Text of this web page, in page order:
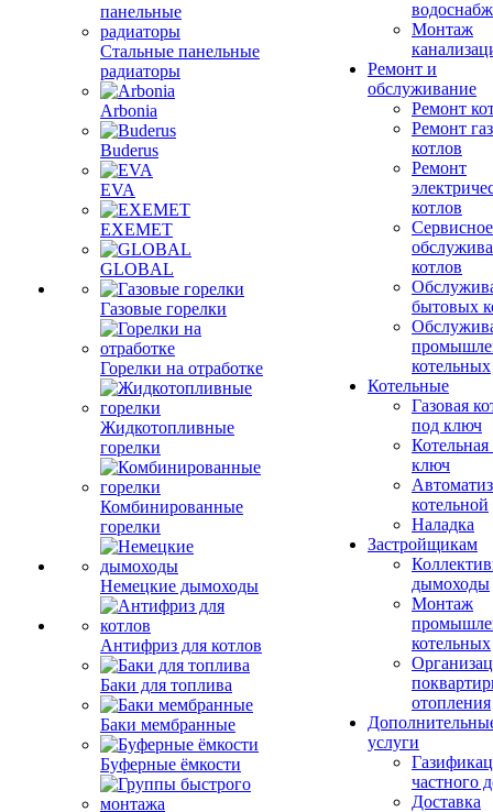
Стальные панельные
радиаторы
Arbonia
Buderus
EVA
EXEMET
GLOBAL
Газовые горелки
Горелки на отработке
Жидкотопливные
горелки
Комбинированные
горелки
Немецкие дымоходы
Антифриз для котлов
Баки для топлива
Баки мембранные
Буферные ёмкости
Монтаж
Ремонт и
обслуживание
Ремонт
Ремонт
котлов
Ремонт
котлов
Сервисное
котлов
бытовых
котельных
Котельные
Газовая
под ключ
ключ
котельной
Наладка
Застройщикам
дымоходы
Монтаж
котельных
отопления
услуги
частного
Доставка